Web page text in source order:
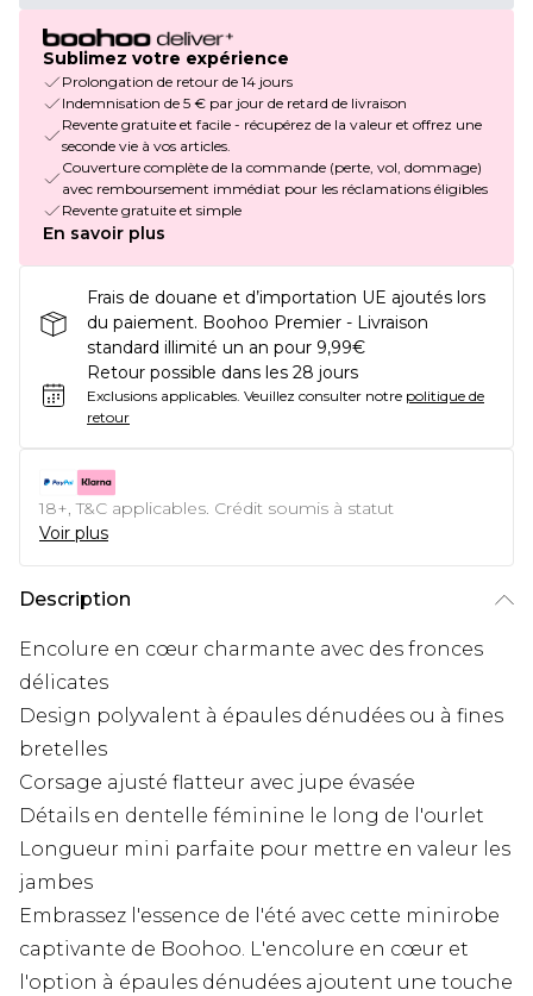
Sublimez votre expérience
Prolongation de retour de 14 jours
Indemnisation de 5 € par jour de retard de livraison
Revente gratuite et facile - récupérez de la valeur et offrez une
seconde vie à vos articles.
Couverture complète de la commande (perte, vol, dommage)
avec remboursement immédiat pour les réclamations éligibles
Revente gratuite et simple
En savoir plus
Frais de douane et d’importation UE ajoutés lors
du paiement. Boohoo Premier - Livraison
standard illimité un an pour 9,99€
Retour possible dans les 28 jours
Exclusions applicables. Veuillez consulter notre politique de
retour
18+, T&C applicables. Crédit soumis à statut
Voir plus
Description
Encolure en cœur charmante avec des fronces
délicates
Design polyvalent à épaules dénudées ou à fines
bretelles
Corsage ajusté flatteur avec jupe évasée
Détails en dentelle féminine le long de l'ourlet
Longueur mini parfaite pour mettre en valeur les
jambes
Embrassez l'essence de l'été avec cette minirobe
captivante de Boohoo. L'encolure en cœur et
l'option à épaules dénudées ajoutent une touche